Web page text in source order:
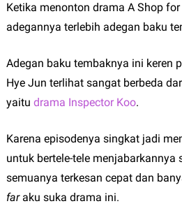
Ketika menonton drama A Shop
adegannya terlebih adegan baku
Adegan baku tembaknya ini keren
Hye Jun terlihat sangat berbeda
yaitu drama Inspector Koo.
Karena episodenya singkat jadi
untuk bertele-tele menjabarkannya
semuanya terkesan cepat dan
faraku suka drama ini.